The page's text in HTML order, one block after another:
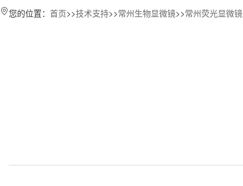
您的位置： 首页>>技术支持>>常州生物显微镜>>常州荧光显微镜